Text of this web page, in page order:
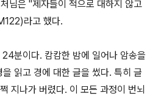
님은 "제자들이 적으로 대하지 않고
라고 했다.
24분이다. 캄캄한 밤에 일어나 암송을
을 읽고 경에 대한 글을 썼다. 특히 글
지나가 버렸다. 이 모든 과정이 번뇌